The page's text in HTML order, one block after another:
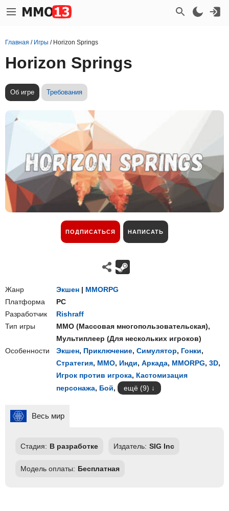
Главная / Игры / Horizon Springs
Horizon Springs
Об игре Требования
ПОДПИСАТЬСЯ НАПИСАТЬ
Жанр Экшен | MMORPG
Платформа
PC
Разработчик
Rishraff
Тип игры
ММО (Массовая многопользовательская),
Мультиплеер (Для нескольких игроков)
Особенности
Экшен, Приключение, Симулятор, Гонки,
Стратегия, ММО, Инди, Аркада, MMORPG, 3D,
Игрок против игрока, Кастомизация
персонажа, Бой, ещё (9)
Весь мир
Стадия: В разработке Издатель: SIG Inc
Модель оплаты: Бесплатная